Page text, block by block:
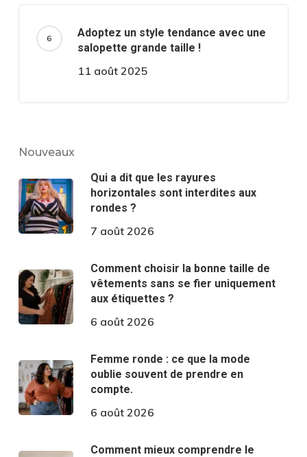
Adoptez un style tendance avec une
salopette grande taille !
11 août 2025
Nouveaux
Qui a dit que les rayures
horizontales sont interdites aux
rondes ?
7 août 2026
Comment choisir la bonne taille de
vêtements sans se fier uniquement
aux étiquettes ?
6 août 2026
Femme ronde : ce que la mode
oublie souvent de prendre en
compte.
6 août 2026
Comment mieux comprendre le